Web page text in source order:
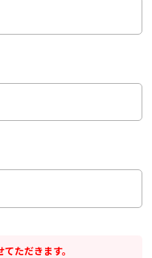
ただきます。